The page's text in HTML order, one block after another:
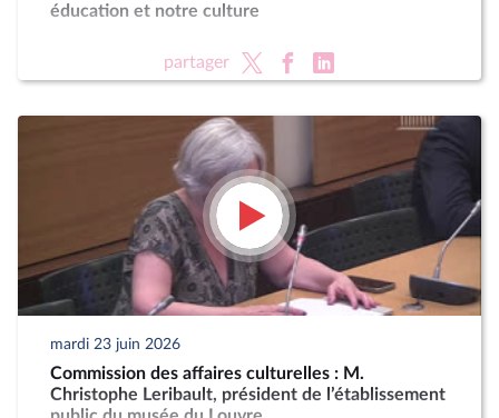
éducation et notre culture
partager
mardi 23 juin 2026
Commission des affaires culturelles : M.
Christophe Leribault, président de l’établissement